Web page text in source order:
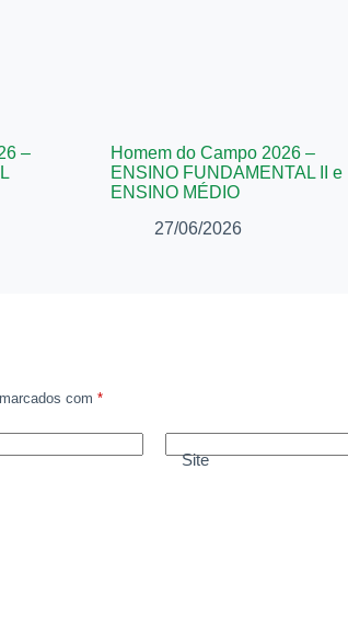
–
Homem do Campo 2026 –
ENSINO FUNDAMENTAL II e
ENSINO MÉDIO
27/06/2026
com *
Site